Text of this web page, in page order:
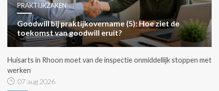
PRAKTIJKZAKEN
Goodwill bij praktijkovername (5): Hoe ziet de
toekomst van goodwill eruit?
Huisarts in Rhoon moet van de inspectie onmiddellijk stoppen met
werken
07 aug 2026